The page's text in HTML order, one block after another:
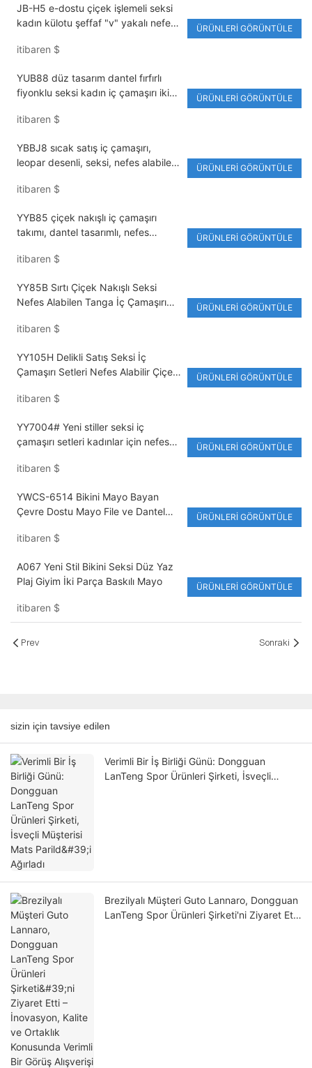
JB-H5 e-dostu çiçek işlemeli seksi
kadın külotu şeffaf "v" yakalı nefes
itibaren $
ÜRÜNLERI GÖRÜNTÜLE
YUB88 düz tasarım dantel fırfırlı
fiyonklu seksi kadın iç çamaşırı iki
itibaren $
ÜRÜNLERI GÖRÜNTÜLE
YBBJ8 sıcak satış iç çamaşırı,
leopar desenli, seksi, nefes alabilen,
itibaren $
ÜRÜNLERI GÖRÜNTÜLE
YYB85 çiçek nakışlı iç çamaşırı
takımı, dantel tasarımlı, nefes
külot
itibaren $
ÜRÜNLERI GÖRÜNTÜLE
YY85B Sırtı Çiçek Nakışlı Seksi
Nefes Alabilen Tanga İç Çamaşırı
Çamaşırı Hızlı Pişirilebilen Külot
itibaren $
ÜRÜNLERI GÖRÜNTÜLE
YY105H Delikli Satış Seksi İç
Çamaşırı Setleri Nefes Alabilir Çiçek
İçi Boş
itibaren $
ÜRÜNLERI GÖRÜNTÜLE
YY7004# Yeni stiller seksi iç
çamaşırı setleri kadınlar için nefes
çamaşırı
itibaren $
ÜRÜNLERI GÖRÜNTÜLE
YWCS-6514 Bikini Mayo Bayan
Çevre Dostu Mayo File ve Dantel
Bayan Seksi Mayo
itibaren $
ÜRÜNLERI GÖRÜNTÜLE
A067 Yeni Stil Bikini Seksi Düz Yaz
Plaj Giyim İki Parça Baskılı Mayo
itibaren $
ÜRÜNLERI GÖRÜNTÜLE
Prev Sonraki
sizin için tavsiye edilen
Verimli Bir İş Birliği Günü: Dongguan
LanTeng Spor Ürünleri Şirketi, İsveçli
Brezilyalı Müşteri Guto Lannaro, Dongguan
LanTeng Spor Ürünleri Şirketi'ni Ziyaret Etti